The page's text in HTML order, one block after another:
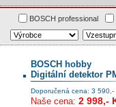
BOSCH professional
BOSCH hobby
Digitální detektor
Doporučená cena: 3 590,-
Naše cena: 2 998,-